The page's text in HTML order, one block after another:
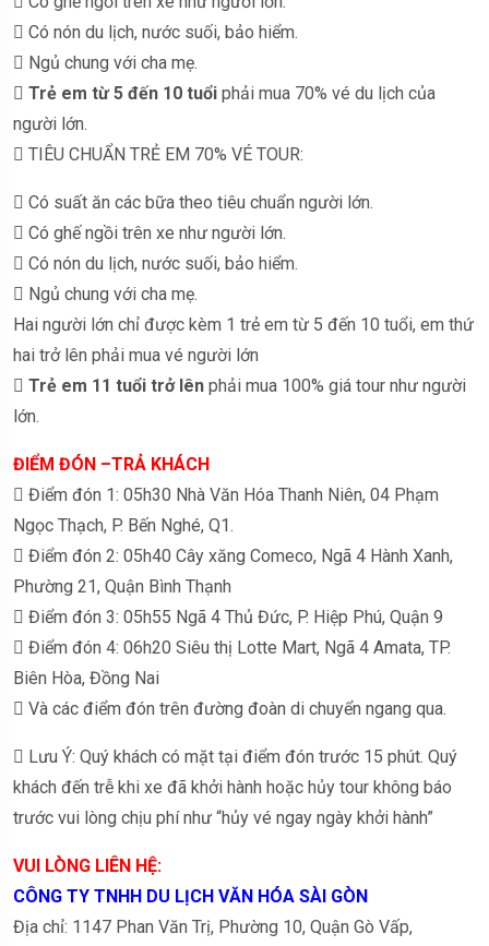
 Có nón du lịch, nước suối, bảo hiểm.
 Ngủ chung với cha mẹ.
 Trẻ em từ 5 đến 10 tuổi phải mua 70% vé du lịch của
người lớn.
 TIÊU CHUẨN TRẺ EM 70% VÉ TOUR:
 Có suất ăn các bữa theo tiêu chuẩn người lớn.
 Có ghế ngồi trên xe như người lớn.
 Có nón du lịch, nước suối, bảo hiểm.
 Ngủ chung với cha mẹ.
Hai người lớn chỉ được kèm 1 trẻ em từ 5 đến 10 tuổi, em thứ
hai trở lên phải mua vé người lớn
 Trẻ em 11 tuổi trở lên phải mua 100% giá tour như người
lớn.
ĐIỂM ĐÓN –TRẢ KHÁCH
 Điểm đón 1: 05h30 Nhà Văn Hóa Thanh Niên, 04 Phạm
Ngọc Thạch, P. Bến Nghé, Q1.
 Điểm đón 2: 05h40 Cây xăng Comeco, Ngã 4 Hành Xanh,
Phường 21, Quận Bình Thạnh
 Điểm đón 3: 05h55 Ngã 4 Thủ Đức, P. Hiệp Phú, Quận 9
 Điểm đón 4: 06h20 Siêu thị Lotte Mart, Ngã 4 Amata, TP.
Biên Hòa, Đồng Nai
 Và các điểm đón trên đường đoàn di chuyển ngang qua.
 Lưu Ý: Quý khách có mặt tại điểm đón trước 15 phút. Quý
khách đến trễ khi xe đã khởi hành hoặc hủy tour không báo
trước vui lòng chịu phí như “hủy vé ngay ngày khởi hành”
VUI LÒNG LIÊN HỆ:
CÔNG TY TNHH DU LỊCH VĂN HÓA SÀI GÒN
Địa chỉ: 1147 Phan Văn Trị, Phường 10, Quận Gò Vấp,